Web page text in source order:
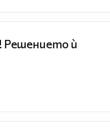
Решението ѝ